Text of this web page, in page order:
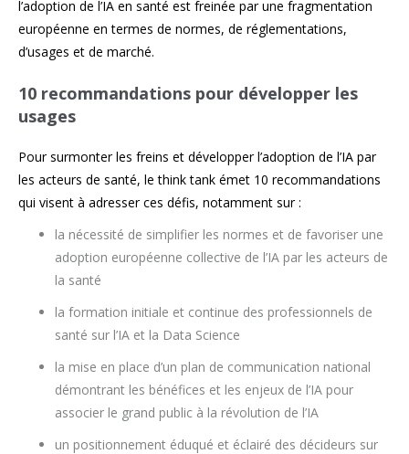
l’adoption de l’IA en santé est freinée par une fragmentation
européenne en termes de normes, de réglementations,
d’usages et de marché.
10 recommandations pour développer les
usages
Pour surmonter les freins et développer l’adoption de l’IA par
les acteurs de santé, le think tank émet 10 recommandations
qui visent à adresser ces défis, notamment sur :
la nécessité de simplifier les normes et de favoriser une
adoption européenne collective de l’IA par les acteurs de
la santé
la formation initiale et continue des professionnels de
santé sur l’IA et la Data Science
la mise en place d’un plan de communication national
démontrant les bénéfices et les enjeux de l’IA pour
associer le grand public à la révolution de l’IA
un positionnement éduqué et éclairé des décideurs sur